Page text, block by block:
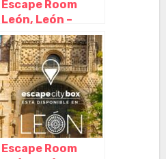
Escape Room
León, León –
Castilla y León
Escape Room